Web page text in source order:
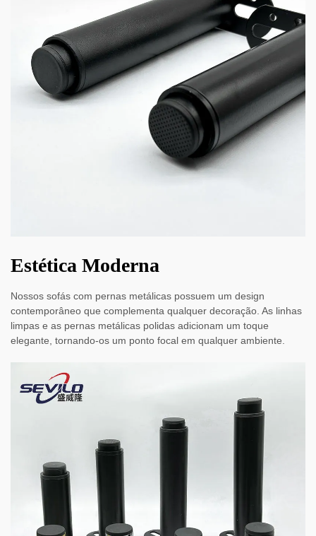
Estética Moderna
Nossos sofás com pernas metálicas possuem um design
contemporâneo que complementa qualquer decoração. As linhas
limpas e as pernas metálicas polidas adicionam um toque
elegante, tornando-os um ponto focal em qualquer ambiente.